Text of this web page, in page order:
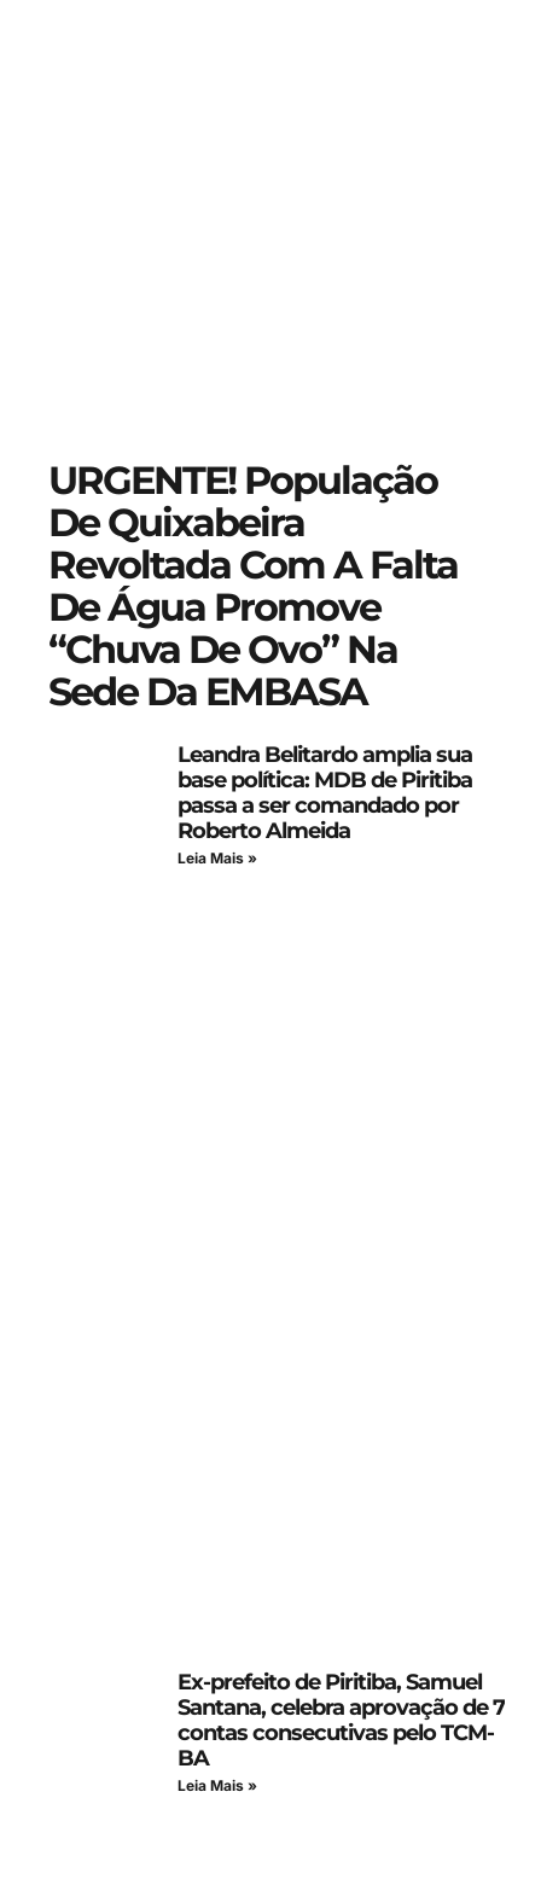
URGENTE! População
De Quixabeira
Revoltada Com A Falta
De Água Promove
“chuva De Ovo” Na
Sede Da EMBASA
Leandra Belitardo amplia sua
base política: MDB de Piritiba
passa a ser comandado por
Roberto Almeida
Leia Mais »
Ex-prefeito de Piritiba, Samuel
Santana, celebra aprovação de 7
contas consecutivas pelo TCM-
BA
Leia Mais »